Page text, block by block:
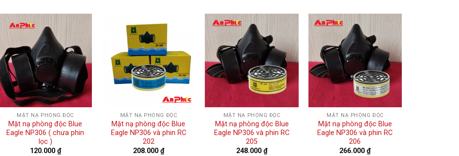
MẶT NẠ PHÒNG ĐỘC
Mặt nạ phòng độc Blue
Eagle NP306 ( chưa phin
lọc )
120.000 ₫
MẶT NẠ PHÒNG ĐỘC
Mặt nạ phòng độc Blue
Eagle NP306 và phin RC
202
208.000 ₫
MẶT NẠ PHÒNG ĐỘC
Mặt nạ phòng độc Blue
Eagle NP306 và phin RC
205
248.000₫
MẶT NẠ PHÒNG ĐỘC
Mặt nạ phòng độc Blue
Eagle NP306 và phin RC
206
266.000₫